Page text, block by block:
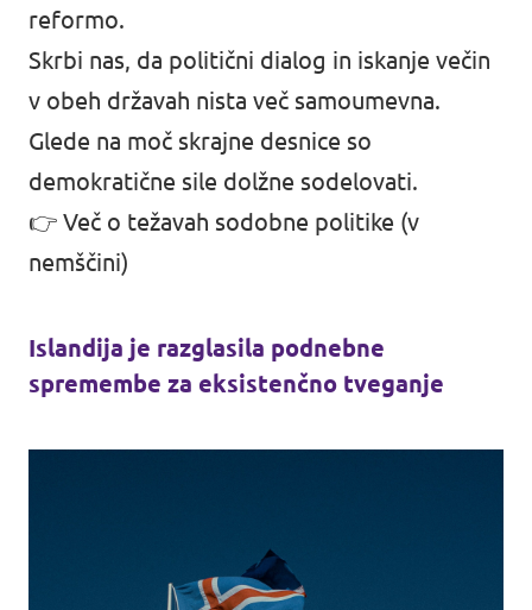
reformo.
Skrbi nas, da politični dialog in iskanje večin
v obeh državah nista več samoumevna.
Glede na moč skrajne desnice so
demokratične sile dolžne sodelovati.
👉 Več o težavah sodobne politike (v
nemščini)
Islandija je razglasila podnebne
spremembe za eksistenčno tveganje